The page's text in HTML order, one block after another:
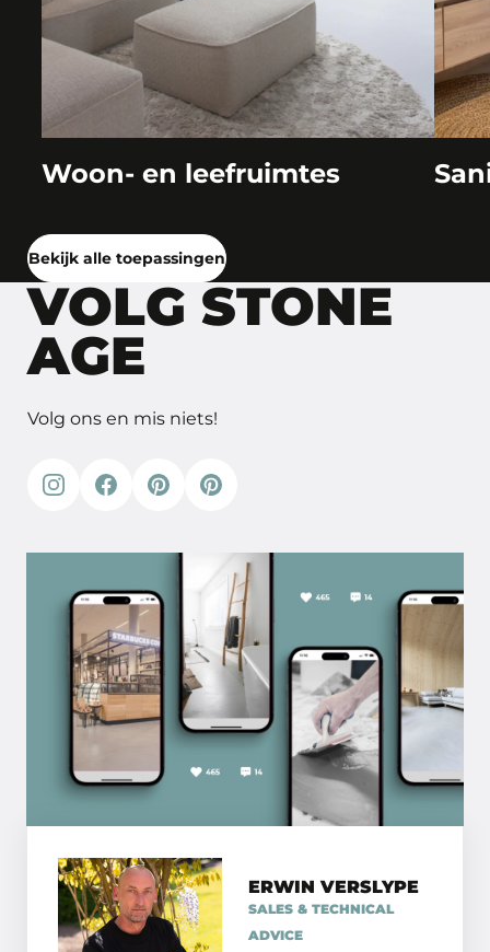
Woon- en leefruimtes
Bekijk alle toepassingen
VOLG STONE
AGE
Volg ons en mis niets!
ERWIN VERSLYPE
SALES & TECHNICAL
ADVICE